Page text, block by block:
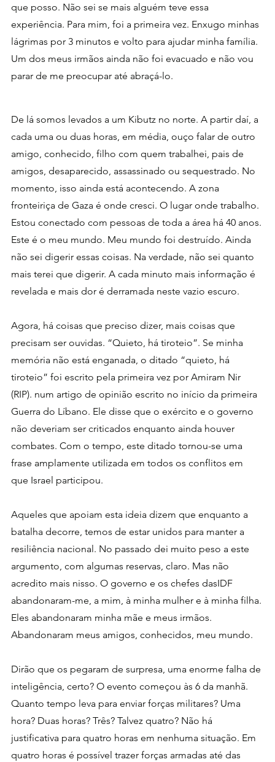
que posso. Não sei se mais alguém teve essa
experiência. Para mim, foi a primeira vez. Enxugo minhas
lágrimas por 3 minutos e volto para ajudar minha família.
Um dos meus irmãos ainda não foi evacuado e não vou
parar de me preocupar até abraçá-lo.
De lá somos levados a um Kibutz no norte. A partir daí, a
cada uma ou duas horas, em média, ouço falar de outro
amigo, conhecido, filho com quem trabalhei, pais de
amigos, desaparecido, assassinado ou sequestrado. No
momento, isso ainda está acontecendo. A zona
fronteiriça de Gaza é onde cresci. O lugar onde trabalho.
Estou conectado com pessoas de toda a área há 40 anos.
Este é o meu mundo. Meu mundo foi destruído. Ainda
não sei digerir essas coisas. Na verdade, não sei quanto
mais terei que digerir. A cada minuto mais informação é
revelada e mais dor é derramada neste vazio escuro.
Agora, há coisas que preciso dizer, mais coisas que
precisam ser ouvidas. “Quieto, há tiroteio”. Se minha
memória não está enganada, o ditado “quieto, há
tiroteio” ​​foi escrito pela primeira vez por Amiram Nir
(RIP). num artigo de opinião escrito no início da primeira
Guerra do Líbano. Ele disse que o exército e o governo
não deveriam ser criticados enquanto ainda houver
combates. Com o tempo, este ditado tornou-se uma
frase amplamente utilizada em todos os conflitos em
que Israel participou.
Aqueles que apoiam esta ideia dizem que enquanto a
batalha decorre, temos de estar unidos para manter a
resiliência nacional. No passado dei muito peso a este
argumento, com algumas reservas, claro. Mas não
acredito mais nisso. O governo e os chefes dasIDF
abandonaram-me, a mim, à minha mulher e à minha filha.
Eles abandonaram minha mãe e meus irmãos.
Abandonaram meus amigos, conhecidos, meu mundo.
Dirão que os pegaram de surpresa, uma enorme falha de
inteligência, certo? O evento começou às 6 da manhã.
Quanto tempo leva para enviar forças militares? Uma
hora? Duas horas? Três? Talvez quatro? Não há
justificativa para quatro horas em nenhuma situação. Em
quatro horas é possível trazer forças armadas até das